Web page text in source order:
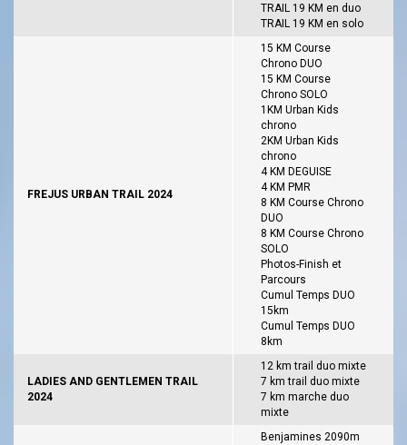
TRAIL 19 KM en duo
TRAIL 19 KM en solo
FREJUS URBAN TRAIL 2024
15 KM Course
Chrono DUO
15 KM Course
Chrono SOLO
1KM Urban Kids
chrono
2KM Urban Kids
chrono
4 KM DEGUISE
4 KM PMR
8 KM Course Chrono
DUO
8 KM Course Chrono
SOLO
Photos-Finish et
Parcours
Cumul Temps DUO
15km
Cumul Temps DUO
8km
LADIES AND GENTLEMEN TRAIL
2024
12 km trail duo mixte
7 km trail duo mixte
7 km marche duo
mixte
Benjamines 2090m